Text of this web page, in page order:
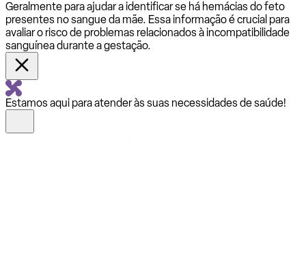
Geralmente para ajudar a identificar se há hemácias do feto
presentes no sangue da mãe. Essa informação é crucial para
avaliar o risco de problemas relacionados à incompatibilidade
sanguínea durante a gestação.
Estamos aqui para atender às suas necessidades de saúde!